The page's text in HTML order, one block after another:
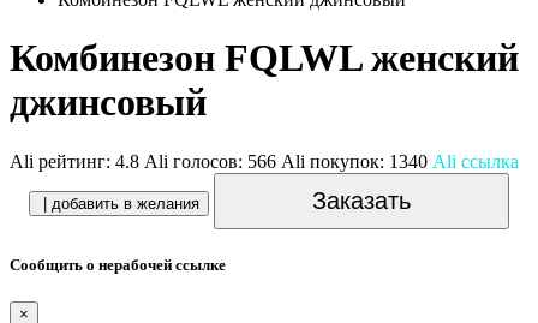
Комбинезон FQLWL женский
джинсовый
Ali рейтинг: 4.8 Ali голосов: 566 Ali покупок: 1340 Ali ссылка
| добавить в желания Заказать
Сообщить о нерабочей ссылке
×